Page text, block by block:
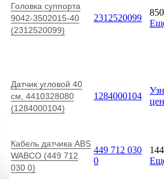
Головка суппорта
9042-3502015-40
(2312520099)
2312520099
Датчик угловой 40
см, 4410328080
(1284000104)
1284000104
Кабель датчика ABS
WABCO (449 712
030 0)
449 712 030
0